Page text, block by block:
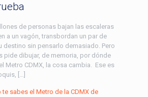
de personas bajan las escaleras
a un vagón, transbordan un par de
destino sin pensarlo demasiado. Pero
pide dibujar, de memoria, por dónde
Metro CDMX, la cosa cambia. Ese es
[…]
te sabes el Metro de la CDMX de